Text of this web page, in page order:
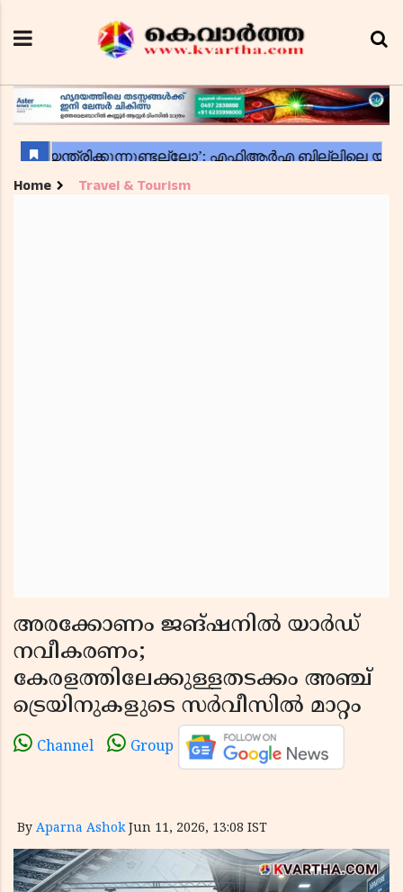
Home Travel & Tourism
അരക്കോണം ജങ്ഷനിൽ യാർഡ്
നവീകരണം;
കേരളത്തിലേക്കുള്ളതടക്കം അഞ്ച്
ട്രെയിനുകളുടെ സർവീസിൽ മാറ്റം
Channel Group
By Aparna Ashok Jun 11, 2026, 13:08 IST